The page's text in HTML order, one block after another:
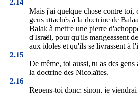
2.14
Mais j'ai quelque chose contre toi,
gens attachés à la doctrine de
Balak à mettre une pierre
d'Israël, pour qu'ils mangeassent
aux idoles et qu'ils se livrassent à
2.15
De même, toi aussi, tu as des gens
la doctrine des Nicolaïtes.
2.16
Repens-toi donc; sinon, je